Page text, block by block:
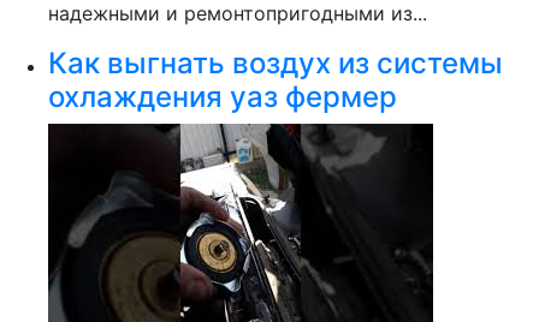
надежными и ремонтопригодными из...
Как выгнать воздух из системы
охлаждения уаз фермер